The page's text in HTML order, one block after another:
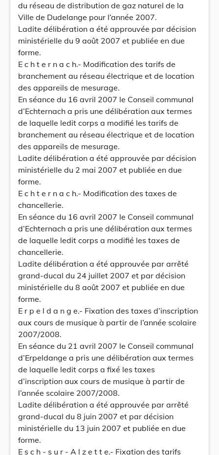
du réseau de distribution de gaz naturel de la
Ville de Dudelange pour l’année 2007.
Ladite délibération a été approuvée par décision
ministérielle du 9 août 2007 et publiée en due
forme.
E c h t e r n a c h.- Modification des tarifs de
branchement au réseau électrique et de location
des appareils de mesurage.
En séance du 16 avril 2007 le Conseil communal
d’Echternach a pris une délibération aux termes
de laquelle ledit corps a modifié les tarifs de
branchement au réseau électrique et de location
des appareils de mesurage.
Ladite délibération a été approuvée par décision
ministérielle du 2 mai 2007 et publiée en due
forme.
E c h t e r n a c h.- Modification des taxes de
chancellerie.
En séance du 16 avril 2007 le Conseil communal
d’Echternach a pris une délibération aux termes
de laquelle ledit corps a modifié les taxes de
chancellerie.
Ladite délibération a été approuvée par arrêté
grand-ducal du 24 juillet 2007 et par décision
ministérielle du 8 août 2007 et publiée en due
forme.
E r p e l d a n g e.- Fixation des taxes d’inscription
aux cours de musique à partir de l’année scolaire
2007/2008.
En séance du 21 avril 2007 le Conseil communal
d’Erpeldange a pris une délibération aux termes
de laquelle ledit corps a fixé les taxes
d’inscription aux cours de musique à partir de
l’année scolaire 2007/2008.
Ladite délibération a été approuvée par arrêté
grand-ducal du 8 juin 2007 et par décision
ministérielle du 13 juin 2007 et publiée en due
forme.
E s c h - s u r - A l z e t t e.- Fixation des tarifs